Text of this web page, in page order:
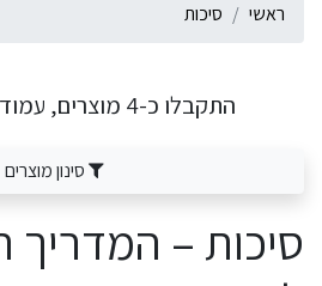
ראשי סיכות
התקבלו כ-4 מוצרים, עמוד 1 מ-1 עמודים
סינון מוצרים
סיכות –